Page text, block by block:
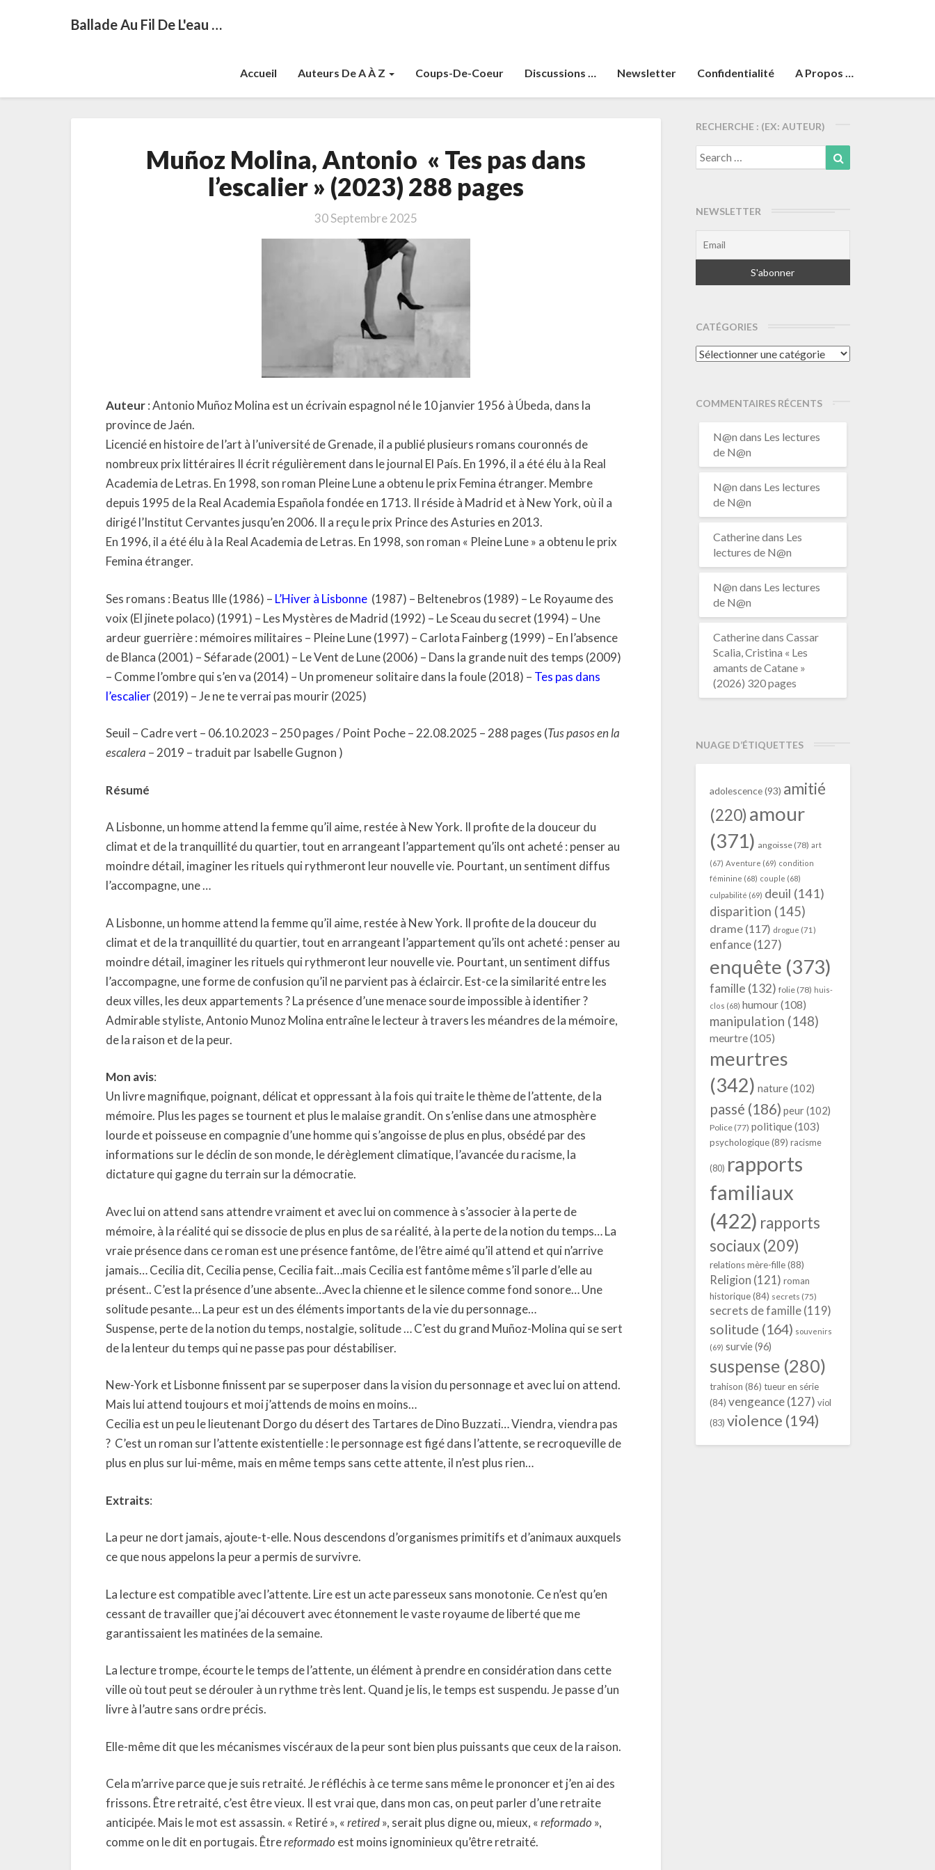
Ballade Au Fil De L'eau …
Accueil Auteurs De A À Z Coups-De-Coeur Discussions … Newsletter Confidentialité A Propos …
Molina,
Antonio
« Tes
dans
l’escalier »
(2023)
288
pages
Muñoz Molina, Antonio « Tes pas dans
l’escalier » (2023) 288 pages
30 Septembre 2025
Auteur: Antonio Muñoz Molina est un écrivain espagnol né le 10 janvier 1956 à Úbeda, dans la
province de Jaén.
Licencié en histoire de l’art à l’université de Grenade, il a publié plusieurs romans couronnés de
nombreux prix littéraires Il écrit régulièrement dans le journal El País. En 1996, il a été élu à la Real
Academia de Letras. En 1998, son roman Pleine Lune a obtenu le prix Femina étranger. Membre
depuis 1995 de la Real Academia Española fondée en 1713. Il réside à Madrid et à New York, où il a
dirigé l’Institut Cervantes jusqu’en 2006. Il a reçu le prix Prince des Asturies en 2013.
En 1996, il a été élu à la Real Academia de Letras. En 1998, son roman « Pleine Lune » a obtenu le prix
Femina étranger.
Ses romans : Beatus Ille (1986) – L’Hiver à Lisbonne (1987) – Beltenebros (1989) – Le Royaume des
voix (El jinete polaco) (1991) – Les Mystères de Madrid (1992) – Le Sceau du secret (1994) – Une
ardeur guerrière : mémoires militaires – Pleine Lune (1997) – Carlota Fainberg (1999) – En l’absence
de Blanca (2001) – Séfarade (2001) – Le Vent de Lune (2006) – Dans la grande nuit des temps (2009)
– Comme l’ombre qui s’en va (2014) – Un promeneur solitaire dans la foule (2018) – Tes pas dans
l’escalier(2019) – Je ne te verrai pas mourir (2025)
Seuil – Cadre vert – 06.10.2023 – 250 pages / Point Poche – 22.08.2025 – 288 pages (Tus pasos en la
escalera – 2019 – traduit par Isabelle Gugnon )
Résumé
A Lisbonne, un homme attend la femme qu’il aime, restée à New York. Il profite de la douceur du
climat et de la tranquillité du quartier, tout en arrangeant l’appartement qu’ils ont acheté : penser au
moindre détail, imaginer les rituels qui rythmeront leur nouvelle vie. Pourtant, un sentiment diffus
l’accompagne, une …
A Lisbonne, un homme attend la femme qu’il aime, restée à New York. Il profite de la douceur du
climat et de la tranquillité du quartier, tout en arrangeant l’appartement qu’ils ont acheté : penser au
moindre détail, imaginer les rituels qui rythmeront leur nouvelle vie. Pourtant, un sentiment diffus
l’accompagne, une forme de confusion qu’il ne parvient pas à éclaircir. Est-ce la similarité entre les
deux villes, les deux appartements ? La présence d’une menace sourde impossible à identifier ?
Admirable styliste, Antonio Munoz Molina entraîne le lecteur à travers les méandres de la mémoire,
de la raison et de la peur.
Mon avis:
Un livre magnifique, poignant, délicat et oppressant à la fois qui traite le thème de l’attente, de la
mémoire. Plus les pages se tournent et plus le malaise grandit. On s’enlise dans une atmosphère
lourde et poisseuse en compagnie d’une homme qui s’angoisse de plus en plus, obsédé par des
informations sur le déclin de son monde, le dérèglement climatique, l’avancée du racisme, la
dictature qui gagne du terrain sur la démocratie.
Avec lui on attend sans attendre vraiment et avec lui on commence à s’associer à la perte de
mémoire, à la réalité qui se dissocie de plus en plus de sa réalité, à la perte de la notion du temps… La
vraie présence dans ce roman est une présence fantôme, de l’être aimé qu’il attend et qui n’arrive
jamais… Cecilia dit, Cecilia pense, Cecilia fait…mais Cecilia est fantôme même s’il parle d’elle au
présent.. C’est la présence d’une absente…Avec la chienne et le silence comme fond sonore… Une
solitude pesante… La peur est un des éléments importants de la vie du personnage…
Suspense, perte de la notion du temps, nostalgie, solitude … C’est du grand Muñoz-Molina qui se sert
de la lenteur du temps qui ne passe pas pour déstabiliser.
New-York et Lisbonne finissent par se superposer dans la vision du personnage et avec lui on attend.
Mais lui attend toujours et moi j’attends de moins en moins…
Cecilia est un peu le lieutenant Dorgo du désert des Tartares de Dino Buzzati… Viendra, viendra pas
? C’est un roman sur l’attente existentielle : le personnage est figé dans l’attente, se recroqueville de
plus en plus sur lui-même, mais en même temps sans cette attente, il n’est plus rien…
Extraits:
La peur ne dort jamais, ajoute-t-elle. Nous descendons d’organismes primitifs et d’animaux auxquels
ce que nous appelons la peur a permis de survivre.
La lecture est compatible avec l’attente. Lire est un acte paresseux sans monotonie. Ce n’est qu’en
cessant de travailler que j’ai découvert avec étonnement le vaste royaume de liberté que me
garantissaient les matinées de la semaine.
La lecture trompe, écourte le temps de l’attente, un élément à prendre en considération dans cette
ville où tout peut se dérouler à un rythme très lent. Quand je lis, le temps est suspendu. Je passe d’un
livre à l’autre sans ordre précis.
Elle-même dit que les mécanismes viscéraux de la peur sont bien plus puissants que ceux de la raison.
Cela m’arrive parce que je suis retraité. Je réfléchis à ce terme sans même le prononcer et j’en ai des
frissons. Être retraité, c’est être vieux. Il est vrai que, dans mon cas, on peut parler d’une retraite
anticipée. Mais le mot est assassin. « Retiré », «retired», serait plus digne ou, mieux, «reformado »,
comme on le dit en portugais. Êtrereformado est moins ignominieux qu’être retraité.
RECHERCHE : (EX: AUTEUR)
Search
for:
NEWSLETTER
CATÉGORIES
Catégories
COMMENTAIRES RÉCENTS
N@n dans Les lectures
de N@n
N@n dans Les lectures
de N@n
Catherinedans Les
lectures de N@n
N@n dans Les lectures
de N@n
Catherinedans Cassar
Scalia, Cristina « Les
amants de Catane »
(2026) 320 pages
NUAGE D’ÉTIQUETTES
adolescence(93) amitié
(220) amour
(371) angoisse(78) art
(67) Aventure (69) condition
féminine (68) couple (68)
culpabilité (69) deuil (141)
disparition (145)
drame(117) drogue (71)
enfance(127)
enquête (373)
famille (132) folie(78) huis-
clos (68) humour(108)
manipulation (148)
meurtre(105)
meurtres
(342) nature(102)
passé (186) peur(102)
Police(77) politique(103)
psychologique(89) racisme
(80) rapports
familiaux
(422) rapports
sociaux(209)
relations mère-fille(88)
Religion (121) roman
historique(84) secrets (75)
secrets de famille(119)
solitude (164) souvenirs
(69) survie(96)
suspense(280)
trahison (86) tueur en série
(84) vengeance(127) viol
(83) violence (194)